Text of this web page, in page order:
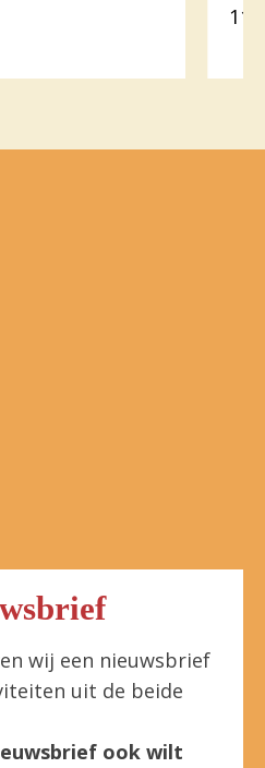
11
wij een nieuwsbrief
uit de beide
ook wilt